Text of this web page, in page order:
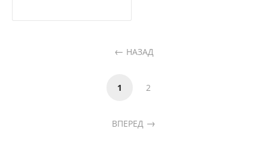
НАЗАД
1 2
ВПЕРЕД